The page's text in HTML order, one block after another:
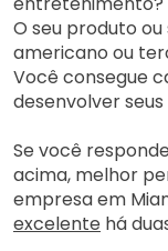
O seu produto
americano ou
Você consegue
desenvolver
Se você
acima, melhor
empresa em
excelente há